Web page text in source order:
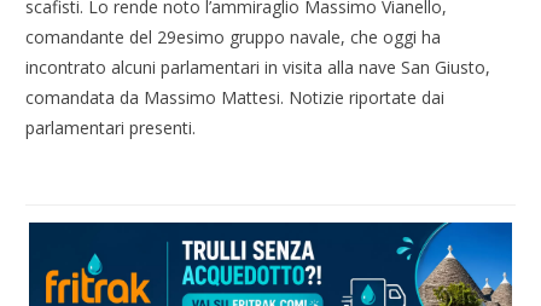
scafisti. Lo rende noto l’ammiraglio Massimo Vianello,
comandante del 29esimo gruppo navale, che oggi ha
incontrato alcuni parlamentari in visita alla nave San Giusto,
comandata da Massimo Mattesi. Notizie riportate dai
parlamentari presenti.